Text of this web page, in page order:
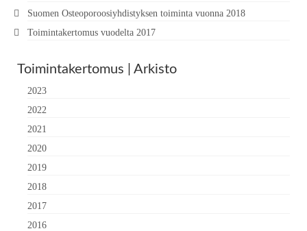
Suomen Osteoporoosiyhdistyksen toiminta vuonna 2018
Toimintakertomus vuodelta 2017
Toimintakertomus | Arkisto
2023
2022
2021
2020
2019
2018
2017
2016